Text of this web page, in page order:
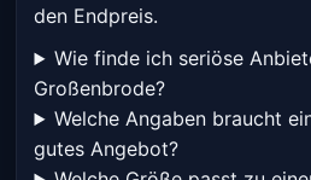
den Endpreis.
Wie finde ich seriöse
Großenbrode?
Welche Angaben braucht
gutes Angebot?